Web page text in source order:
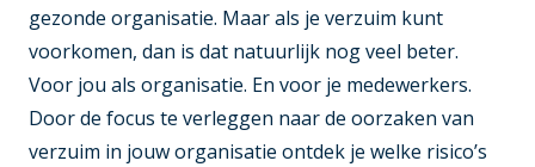
gezonde organisatie. Maar als je verzuim kunt
voorkomen, dan is dat natuurlijk nog veel beter.
Voor jou als organisatie. En voor je medewerkers.
Door de focus te verleggen naar de oorzaken van
verzuim in jouw organisatie ontdek je welke risico’s